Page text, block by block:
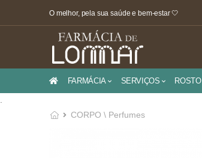
O melhor, pela sua saúde e bem-estar 🤍
FARMÁCIA SERVIÇOS ROSTO
CORPO \ Perfumes